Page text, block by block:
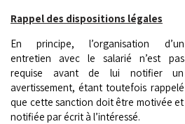
Rappel des dispositions légales
En principe, l’organisation d’un
entretien avec le salarié n’est pas
requise avant de lui notifier un
avertissement, étant toutefois rappelé
que cette sanction doit être motivée et
notifiée par écrit à l’intéressé.